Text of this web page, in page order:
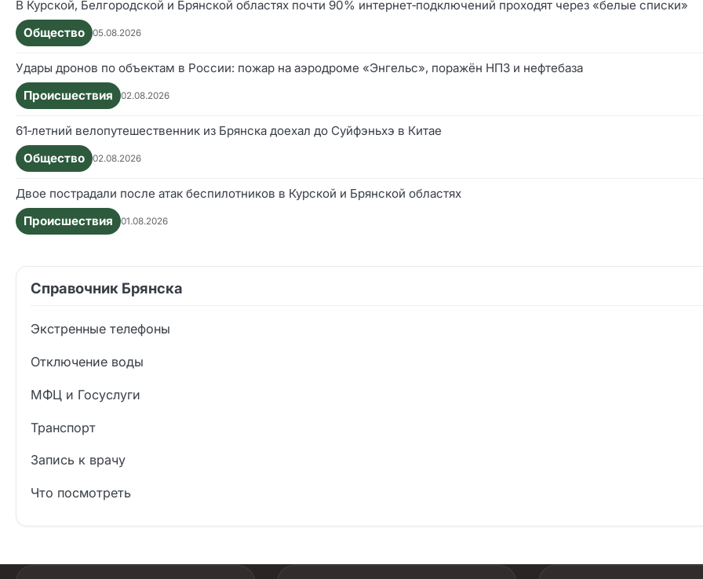
В Курской, Белгородской и Брянской областях почти 90% интернет‑подключений проходят через «белые списки»
Общество
05.08.2026
Удары дронов по объектам в России: пожар на аэродроме «Энгельс», поражён НПЗ и нефтебаза
Происшествия
02.08.2026
61‑летний велопутешественник из Брянска доехал до Суйфэньхэ в Китае
Общество
02.08.2026
Двое пострадали после атак беспилотников в Курской и Брянской областях
Происшествия
01.08.2026
Справочник Брянска
Экстренные телефоны
Отключение воды
МФЦ и Госуслуги
Транспорт
Запись к врачу
Что посмотреть